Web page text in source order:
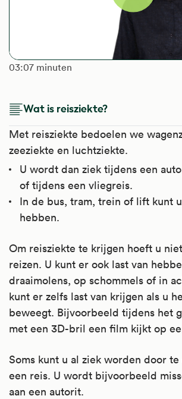
Video
The length of the video is
03:07 minuten
Wat is reisziekte?
Met reisziekte bedoelen we
zeeziekte en luchtziekte.
U wordt dan ziek tijdens een
of tijdens een vliegreis.
In de bus, tram, trein of lift kunt
hebben.
Om reisziekte te krijgen hoeft u
reizen. U kunt er ook last van
draaimolens, op schommels of in
kunt er zelfs last van krijgen als u
beweegt. Bijvoorbeeld tijdens het
met een 3D-bril een film kijkt op
Soms kunt u al ziek worden door te
een reis. U wordt bijvoorbeeld
aan een autorit.